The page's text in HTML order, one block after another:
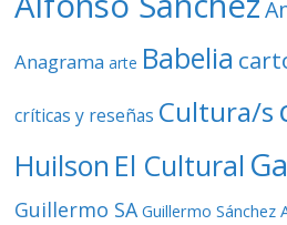
Anagrama arte Babelia
críticas y reseñas Cultura/s
Huilson El Cultural
Guillermo SA Guillermo Sánchez